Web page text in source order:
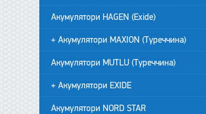
Акумулятори HAGEN (Exide)
+ Акумулятори MAXION (Туреччина)
Акумулятори MUTLU (Туреччина)
+ Акумулятори EXIDE
Акумулятори NORD STAR